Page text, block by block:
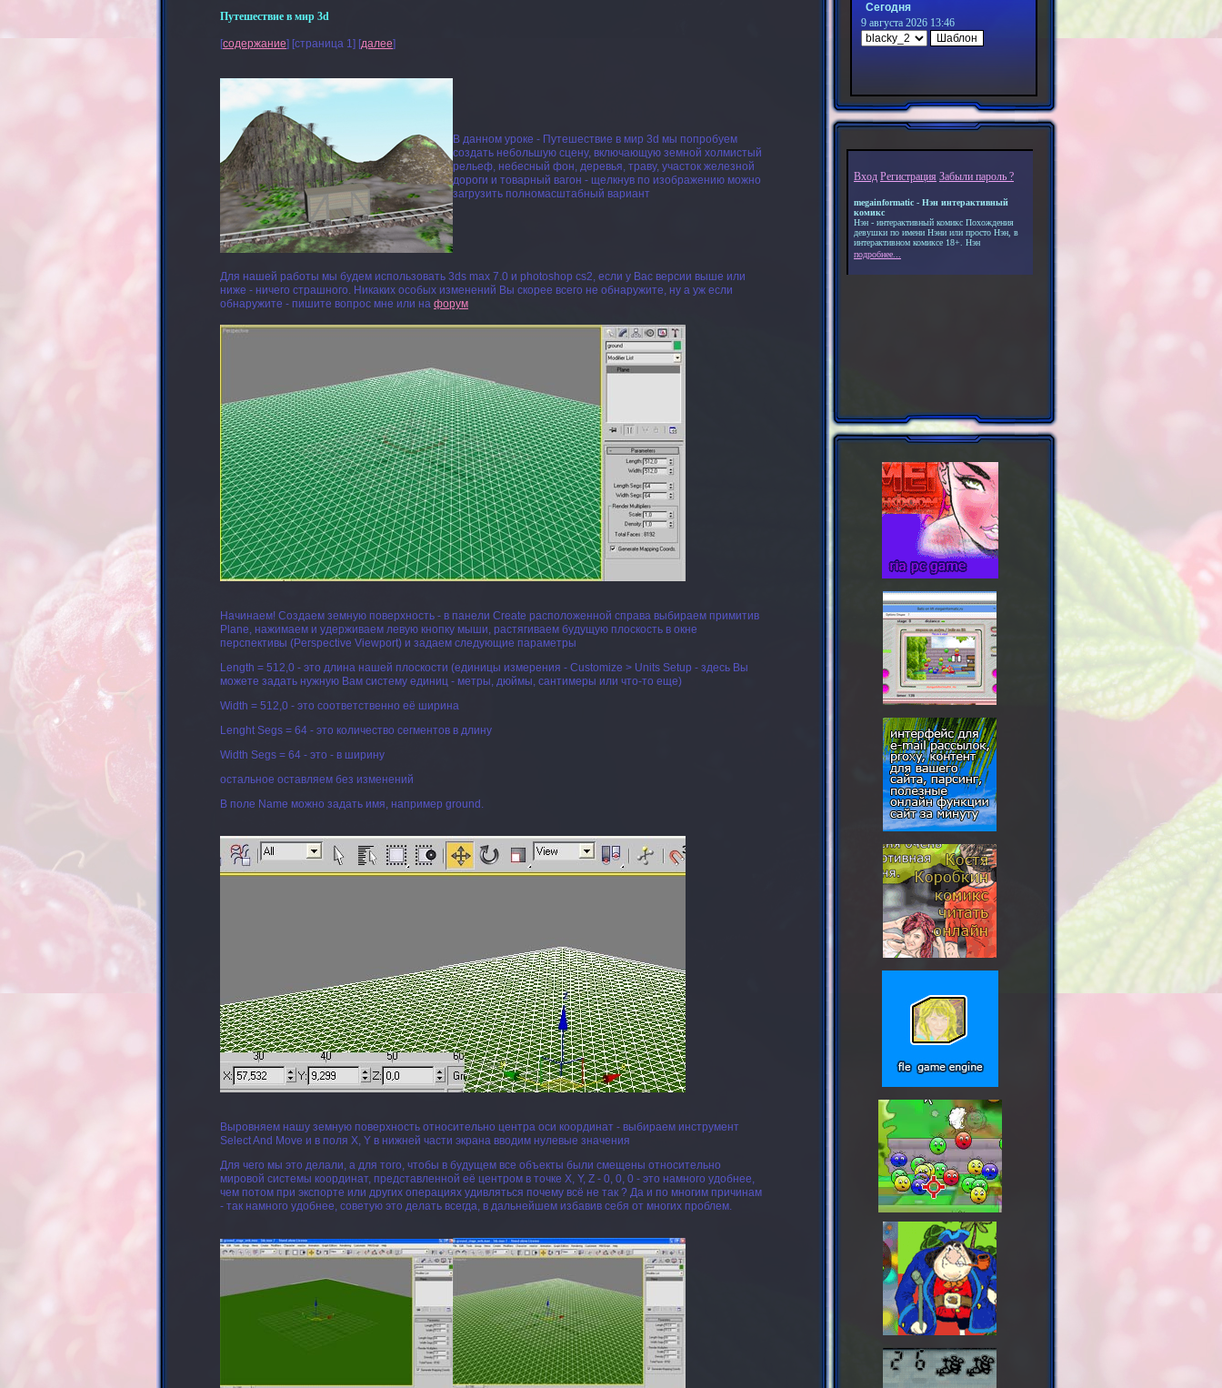
Путешествие в мир 3d
[содержание] [страница 1] [далее]
В данном уроке - Путешествие в мир 3d мы попробуем
создать небольшую сцену, включающую земной холмистый
рельеф, небесный фон, деревья, траву, участок железной
дороги и товарный вагон - щелкнув по изображению можно
загрузить полномасштабный вариант
Для нашей работы мы будем использовать 3ds max 7.0 и photoshop cs2, если у Вас версии выше или
ниже - ничего страшного. Никаких особых изменений Вы скорее всего не обнаружите, ну а уж если
обнаружите - пишите вопрос мне или на форум
Начинаем! Создаем земную поверхность - в панели Create расположенной справа выбираем примитив
Plane, нажимаем и удерживаем левую кнопку мыши, растягиваем будущую плоскость в окне
перспективы (Perspective Viewport) и задаем следующие параметры
Length = 512,0 - это длина нашей плоскости (единицы измерения - Customize > Units Setup - здесь Вы
можете задать нужную Вам систему единиц - метры, дюймы, сантимеры или что-то еще)
Width = 512,0 - это соответственно её ширина
Lenght Segs = 64 - это количество сегментов в длину
Width Segs = 64 - это - в ширину
остальное оставляем без изменений
В поле Name можно задать имя, например ground.
Выровняем нашу земную поверхность относительно центра оси координат - выбираем инструмент
Select And Move и в поля X, Y в нижней части экрана вводим нулевые значения
Для чего мы это делали, а для того, чтобы в будущем все объекты были смещены относительно
мировой системы координат, представленной её центром в точке X, Y, Z - 0, 0, 0 - это намного удобнее,
чем потом при экспорте или других операциях удивляться почему всё не так ? Да и по многим причинам
- так намного удобнее, советую это делать всегда, в дальнейшем избавив себя от многих проблем.
Сегодня
9 августа 2026 13:46
Вход Регистрация Забыли пароль ?
megainformatic - Нэн интерактивный
комикс
Нэн - интерактивный комикс Похождения
девушки по имени Нэни или просто Нэн, в
интерактивном комиксе 18+. Нэн
подробнее...